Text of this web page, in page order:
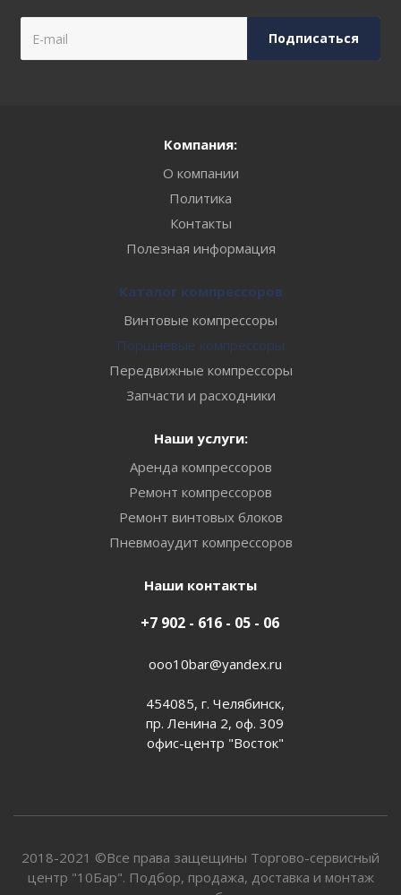
Компания:
О компании
Политика
Контакты
Полезная информация
Каталог компрессоров
Винтовые компрессоры
Поршневые компрессоры
Передвижные компрессоры
Запчасти и расходники
Наши услуги:
Аренда компрессоров
Ремонт компрессоров
Ремонт винтовых блоков
Пневмоаудит компрессоров
Наши контакты
+7 902 - 616 - 05 - 06
ooo10bar@yandex.ru
454085, г. Челябинск,
пр. Ленина 2, оф. 309
офис-центр "Восток"
2018-2021 ©Все права защещины Торгово-сервисный
центр "10Бар". Подбор, продажа, доставка и монтаж